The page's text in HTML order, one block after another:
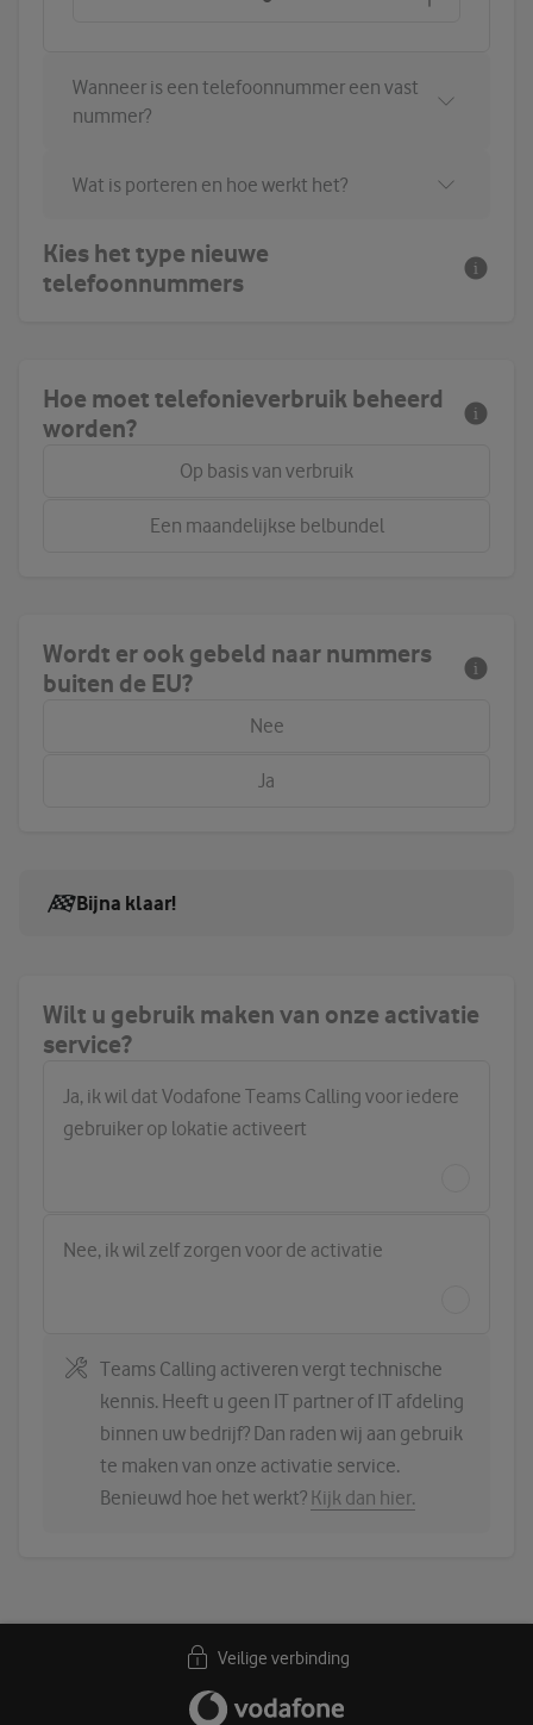
Wanneer is een telefoonnummer een vast
nummer?
Wat is porteren en hoe werkt het?
Kies het type nieuwe
telefoonnummers
Hoe moet telefonieverbruik beheerd
worden?
Op basis van verbruik
Een maandelijkse belbundel
Wordt er ook gebeld naar nummers
buiten de EU?
Nee
Ja
Bijna klaar!
Wilt u gebruik maken van onze activatie
service?
Ja, ik wil dat Vodafone Teams Calling voor iedere
gebruiker op lokatie activeert
Nee, ik wil zelf zorgen voor de activatie
Teams Calling activeren vergt technische
kennis. Heeft u geen IT partner of IT afdeling
binnen uw bedrijf? Dan raden wij aan gebruik
te maken van onze activatie service.
Benieuwd hoe het werkt? Kijk dan hier.
Veilige verbinding